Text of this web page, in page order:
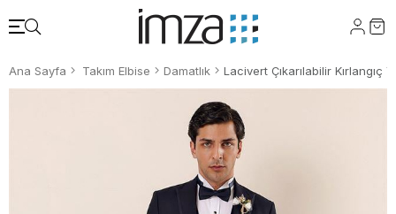
Ana Sayfa Takım Elbise Damatlık